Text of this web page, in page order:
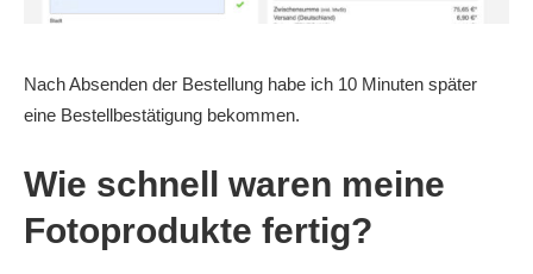
Nach Absenden der Bestellung habe ich 10 Minuten später
eine Bestellbestätigung bekommen.
Wie schnell waren meine
Fotoprodukte fertig?